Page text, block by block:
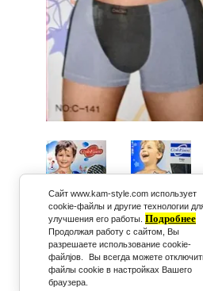
Предыдущее Следующее
Cайт www.kam-style.com использует
cookie-файлы и другие технологии
улучшения его работы. Подробнее
Продолжая работу с сайтом,
Вы
разрешаете использование cookie-
файлjов.
Вы всегда можете
файлы cookie в настройках Вашего
браузера.